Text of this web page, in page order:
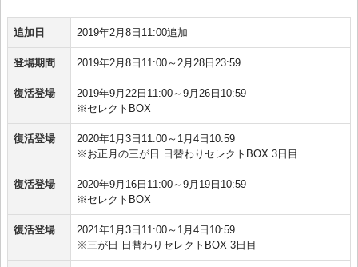
追加日 2019年2月8日11:00追加
登場期間 2019年2月8日11:00～2月28日23:59
復活登場
2019年9月22日11:00～9月26日10:59
※セレクトBOX
復活登場
2020年1月3日11:00～1月4日10:59
※お正月の三が日 日替わりセレクトBOX 3日目
復活登場
2020年9月16日11:00～9月19日10:59
※セレクトBOX
復活登場
2021年1月3日11:00～1月4日10:59
※三が日 日替わりセレクトBOX 3日目